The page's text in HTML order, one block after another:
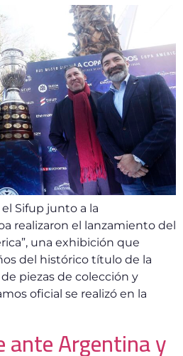
Sifup junto a la
realizaron el lanzamiento del
una exhibición que
del histórico título de la
piezas de colección y
oficial se realizó en la
ante Argentina y